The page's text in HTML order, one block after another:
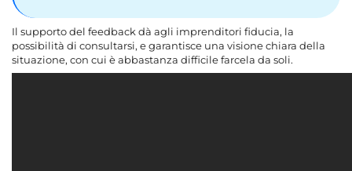
Il supporto del feedback dà agli imprenditori fiducia, la
possibilità di consultarsi, e garantisce una visione chiara della
situazione, con cui è abbastanza difficile farcela da soli.